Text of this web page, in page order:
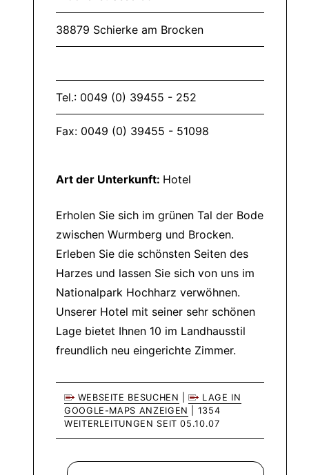
38879 Schierke am Brocken
Tel.: 0049 (0) 39455 - 252
Fax: 0049 (0) 39455 - 51098
Art der Unterkunft: Hotel
Erholen Sie sich im grünen Tal der Bode
zwischen Wurmberg und Brocken.
Erleben Sie die schönsten Seiten des
Harzes und lassen Sie sich von uns im
Nationalpark Hochharz verwöhnen.
Unserer Hotel mit seiner sehr schönen
Lage bietet Ihnen 10 im Landhausstil
freundlich neu eingerichte Zimmer.
WEBSEITE BESUCHEN |
LAGE IN
GOOGLE-MAPS ANZEIGEN
| 1354
WEITERLEITUNGEN SEIT 05.10.07